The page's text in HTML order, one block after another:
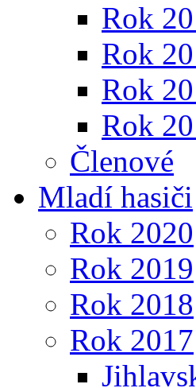
Rok
Rok
Rok
Rok
Členové
Mladí hasiči
Rok 2020
Rok 2019
Rok 2018
Rok 2017